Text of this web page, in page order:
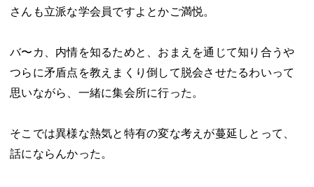
さんも立派な学会員ですよとかご満悦。
バ〜カ、内情を知るためと、おまえを通じて知り合うや
つらに矛盾点を教えまくり倒して脱会させたるわいって
思いながら、一緒に集会所に行った。
そこでは異様な熱気と特有の変な考えが蔓延しとって、
話にならんかった。